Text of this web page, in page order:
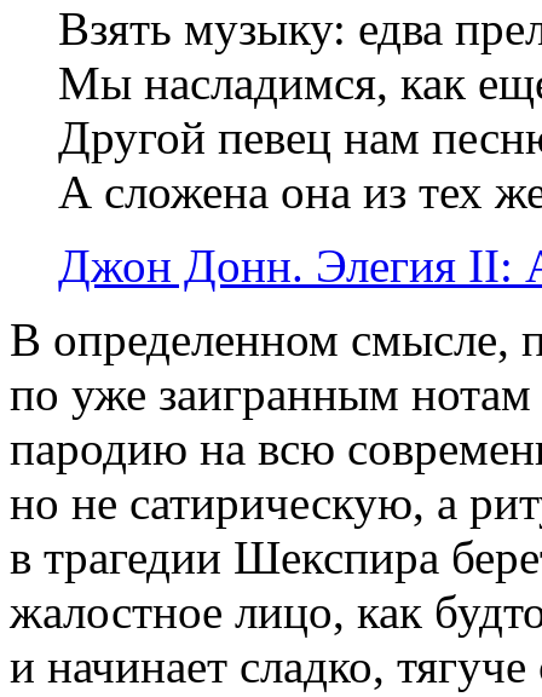
Взять музыку: едва
Мы насладимся, как
Другой певец нам
А сложена она из тех
Джон Донн. Элегия II:
В определенном смысле,
по уже заигранным нотам
пародию на всю
но не сатирическую, а
в трагедии Шекспира
жалостное лицо, как
и начинает сладко,